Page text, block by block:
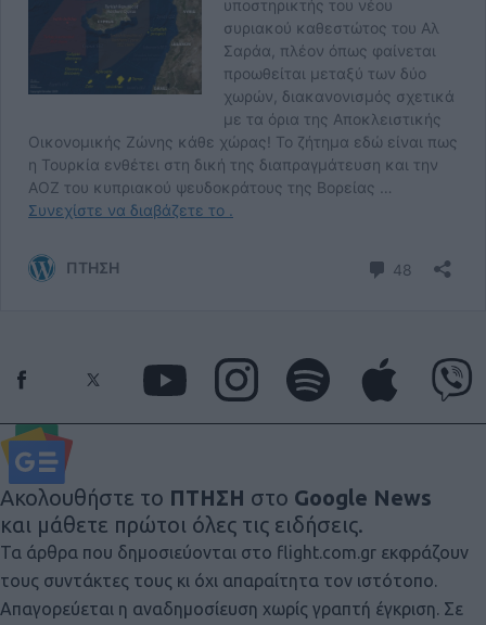
Ακολουθήστε το ΠΤΗΣΗ στο Google News
και μάθετε πρώτοι όλες τις ειδήσεις.
Τα άρθρα που δημοσιεύονται στο flight.com.gr εκφράζουν
τους συντάκτες τους κι όχι απαραίτητα τον ιστότοπο.
Απαγορεύεται η αναδημοσίευση χωρίς γραπτή έγκριση. Σε